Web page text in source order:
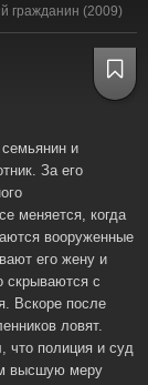
гражданин (2009)
и
За его
меняется, когда
вооруженные
его жену и
скрываются с
Вскоре после
ловят.
что полиция и суд
высшую меру